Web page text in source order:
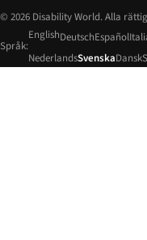
© 2026 Disability World. Alla
Språk:
EnglishDeutschEspañol
NederlandsSvenskaDansk